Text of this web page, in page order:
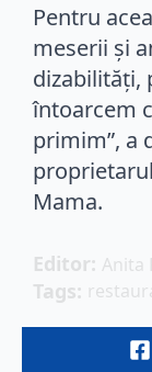
Pentru
meserii și
dizabilități,
întoarcem
primim”, a
Mama.
Editor: Anita
Tags: